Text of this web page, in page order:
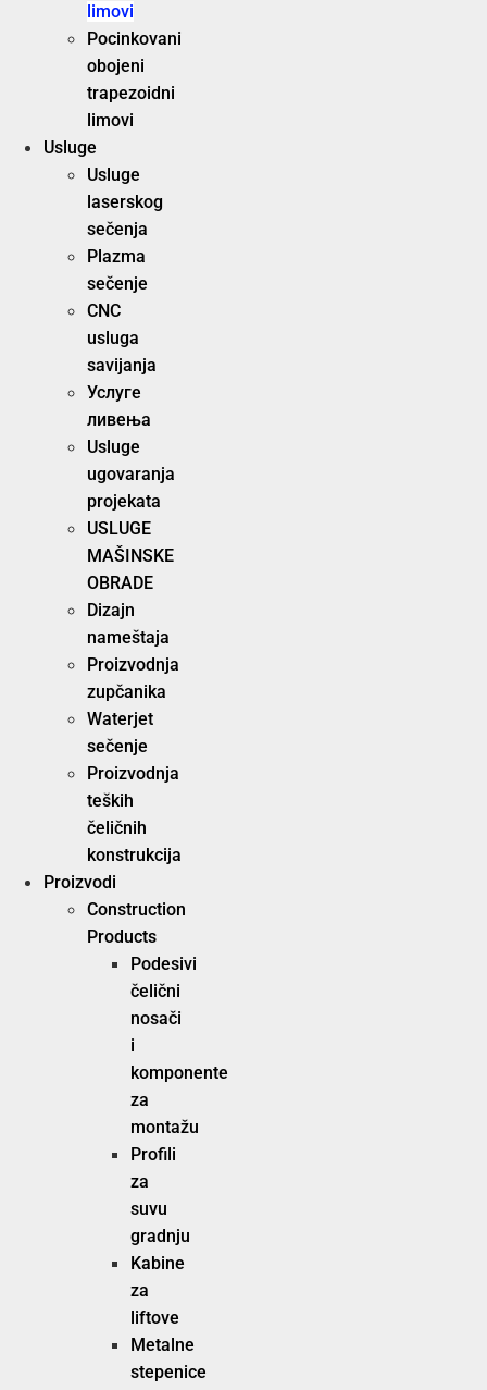
limovi
Pocinkovani
obojeni
trapezoidni
limovi
Usluge
Usluge
laserskog
sečenja
Plazma
sečenje
CNC
usluga
savijanja
Услуге
ливења
Usluge
ugovaranja
projekata
USLUGE
MAŠINSKE
OBRADE
Dizajn
nameštaja
Proizvodnja
zupčanika
Waterjet
sečenje
Proizvodnja
teških
čeličnih
konstrukcija
Proizvodi
Construction
Products
Podesivi
čelični
nosači
i
komponente
za
montažu
Profili
za
suvu
gradnju
Kabine
za
liftove
Metalne
stepenice